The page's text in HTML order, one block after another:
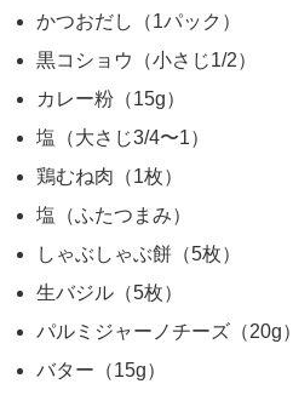
かつおだし（1パック）
黒コショウ（小さじ1/2）
カレー粉（15g）
塩（大さじ3/4〜1）
鶏むね肉（1枚）
塩（ふたつまみ）
しゃぶしゃぶ餅（5枚）
生バジル（5枚）
パルミジャーノチーズ（20g）
バター（15g）